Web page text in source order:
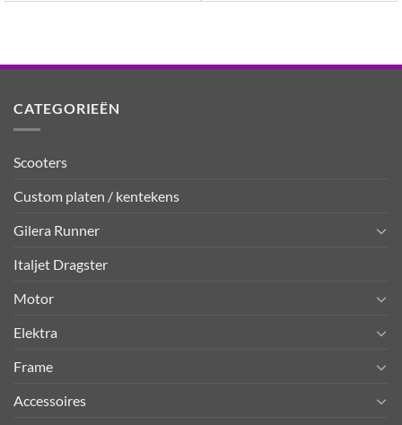
CATEGORIEËN
Scooters
Custom platen / kentekens
Gilera Runner
Italjet Dragster
Motor
Elektra
Frame
Accessoires